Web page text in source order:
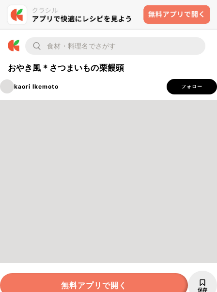
おやき風＊さつまいもの栗饅頭
kaori Ikemoto フォロー
無料アプリで開く 保存